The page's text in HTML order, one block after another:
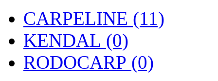
CARPELINE (11)
KENDAL (0)
RODOCARP (0)